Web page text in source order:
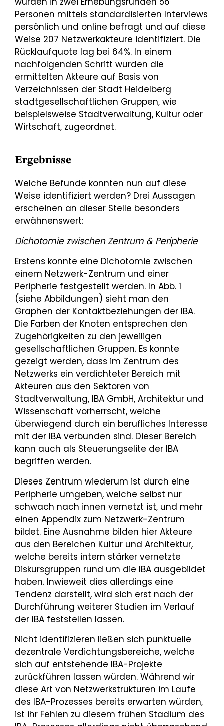
Personen mittels standardisierten Interviews
persönlich und online befragt und auf diese
Weise 207 Netzwerkakteure identifiziert. Die
Rücklaufquote lag bei 64%. In einem
nachfolgenden Schritt wurden die
ermittelten Akteure auf Basis von
Verzeichnissen der Stadt Heidelberg
stadtgesellschaftlichen Gruppen, wie
beispielsweise Stadtverwaltung, Kultur oder
Wirtschaft, zugeordnet.
Ergebnisse
Welche Befunde konnten nun auf diese
Weise identifiziert werden? Drei Aussagen
erscheinen an dieser Stelle besonders
erwähnenswert:
Dichotomie zwischen Zentrum & Peripherie
Erstens konnte eine Dichotomie zwischen
einem Netzwerk-Zentrum und einer
Peripherie festgestellt werden. In Abb. 1
(siehe Abbildungen) sieht man den
Graphen der Kontaktbeziehungen der IBA.
Die Farben der Knoten entsprechen den
Zugehörigkeiten zu den jeweiligen
gesellschaftlichen Gruppen. Es konnte
gezeigt werden, dass im Zentrum des
Netzwerks ein verdichteter Bereich mit
Akteuren aus den Sektoren von
Stadtverwaltung, IBA GmbH, Architektur und
Wissenschaft vorherrscht, welche
überwiegend durch ein berufliches Interesse
mit der IBA verbunden sind. Dieser Bereich
kann auch als Steuerungselite der IBA
begriffen werden.
Dieses Zentrum wiederum ist durch eine
Peripherie umgeben, welche selbst nur
schwach nach innen vernetzt ist, und mehr
einen Appendix zum Netzwerk-Zentrum
bildet. Eine Ausnahme bilden hier Akteure
aus den Bereichen Kultur und Architektur,
welche bereits intern stärker vernetzte
Diskursgruppen rund um die IBA ausgebildet
haben. Inwieweit dies allerdings eine
Tendenz darstellt, wird sich erst nach der
Durchführung weiterer Studien im Verlauf
der IBA feststellen lassen.
Nicht identifizieren ließen sich punktuelle
dezentrale Verdichtungsbereiche, welche
sich auf entstehende IBA-Projekte
zurückführen lassen würden. Während wir
diese Art von Netzwerkstrukturen im Laufe
des IBA-Prozesses bereits erwarten würden,
ist ihr Fehlen zu diesem frühen Stadium des